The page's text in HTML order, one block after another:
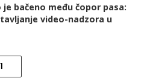
bačeno među čopor pasa:
video-nadzora u